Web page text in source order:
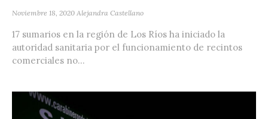
Noviembre 18, 2020 Alejandra Castellano
17 sumarios en la región de Los Ríos ha iniciado la
autoridad sanitaria por el funcionamiento de recintos
comerciales no...